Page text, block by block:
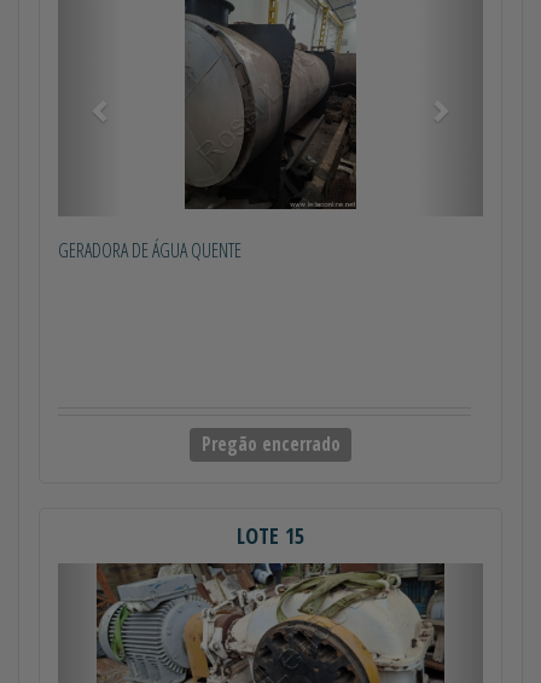
GERADORA DE ÁGUA QUENTE
Pregão encerrado
LOTE 15
Anterior